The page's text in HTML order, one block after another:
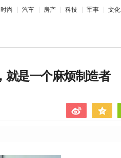
时尚 汽车 房产 科技 军事 文化
就是一个麻烦制造者